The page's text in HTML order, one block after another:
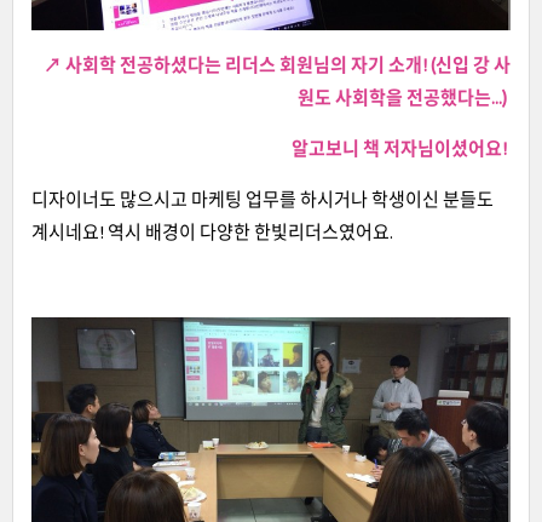
↗ 사회학 전공하셨다는 리더스 회원님의 자기 소개!(신입 강 사
원도 사회학을 전공했다는...)
알고보니 책 저자님이셨어요!
디자이너도 많으시고 마케팅 업무를 하시거나 학생이신 분들도
계시네요! 역시 배경이 다양한 한빛리더스였어요.